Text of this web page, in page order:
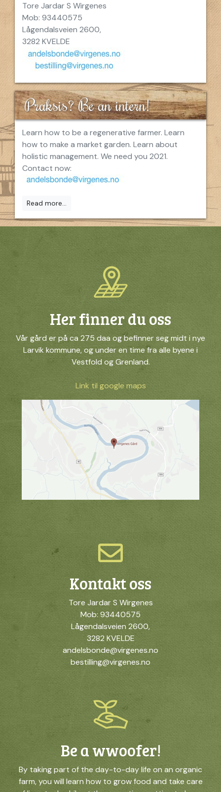
Tore Jardar S Wirgenes
Mob: 93440575
Lågendalsveien 2600,
3282 KVELDE
Praksis? Be an intern!
Learn how to be a regenerative farmer. Learn
how to make a market garden. Learn about
holistic management. We need you 2021.
Contact now:
Read more...
Her finner du oss
Vår gård er på ca 275 daa og befinner seg midt i nye
Larvik kommune, og under en time fra alle byene i
Vestfold og Grenland.
Link til google maps
Kontakt oss
Tore Jardar S Wirgenes
Mob: 93440575
Lågendalsveien 2600,
3282 KVELDE
andelsbonde@virgenes.no
bestilling@virgenes.no
Be a wwoofer!
By taking part of the day-to-day life on an organic
farm, you will learn how to grow food and take care